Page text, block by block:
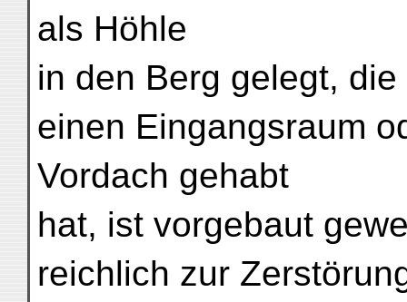
als Höhle
in den Berg gelegt,
einen Eingangsraum
Vordach gehabt
hat, ist vorgebaut
reichlich zur